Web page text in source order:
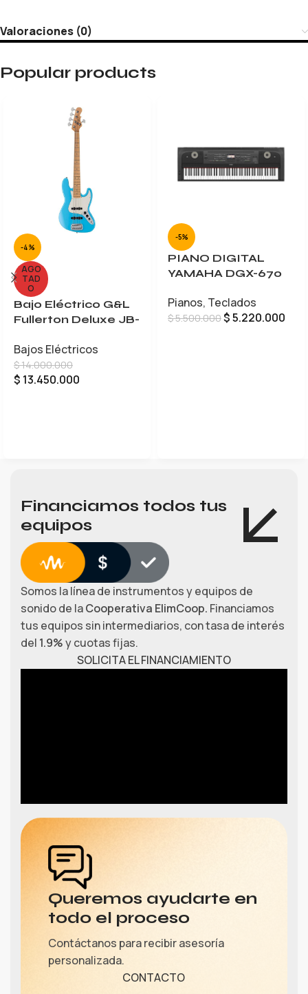
Valoraciones (0)
Popular products
-4%
AGO
TAD
O
Bajo Eléctrico G&L
Fullerton Deluxe JB-
Bajos Eléctricos
$14.000.000
$ 13.450.000
-5%
PIANO DIGITAL
YAMAHA DGX-670
Pianos, Teclados
$5.500.000$5.220.000
Financiamos todos tus
equipos
Somos la línea de instrumentos y equipos de
sonido de laCooperativa ElimCoop. Financiamos
tus equipos sin intermediarios, con tasa de interés
del 1.9%y cuotas fijas.
SOLICITA EL FINANCIAMIENTO
Queremos ayudarte en
todo el proceso
Contáctanos para recibir asesoría
personalizada.
CONTACTO